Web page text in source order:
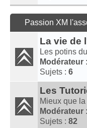
Passion XM
La vie de
Les potins
Modérateur :
Sujets : 6
Les
Mieux que la
Modérateur :
Sujets : 82